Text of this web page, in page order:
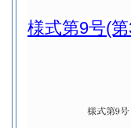
様式第9号(